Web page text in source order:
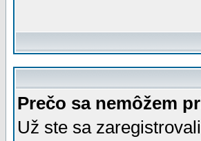
Prečo sa nemôžem
Už ste sa